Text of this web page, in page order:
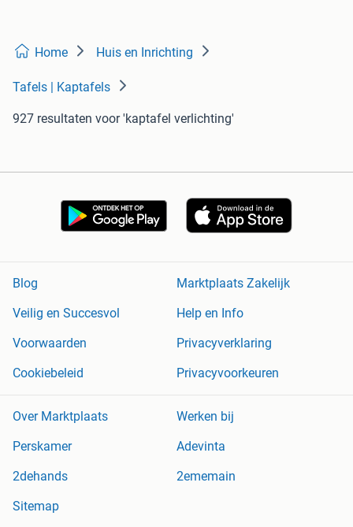
Home Huis en Inrichting
Tafels | Kaptafels
927 resultaten voor 'kaptafel verlichting'
Blog
Marktplaats Zakelijk
Veilig en Succesvol
Help en Info
Voorwaarden
Privacyverklaring
Cookiebeleid
Privacyvoorkeuren
Over Marktplaats
Werken bij
Perskamer
Adevinta
2dehands
2ememain
Sitemap